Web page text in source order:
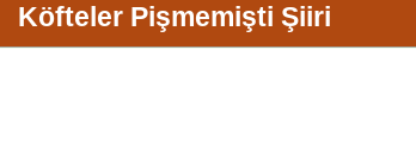
Köfteler Pişmemişti Şiiri